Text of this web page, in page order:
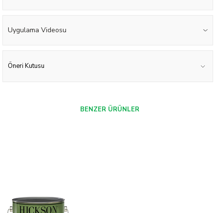
Uygulama Videosu
Öneri Kutusu
BENZER ÜRÜNLER